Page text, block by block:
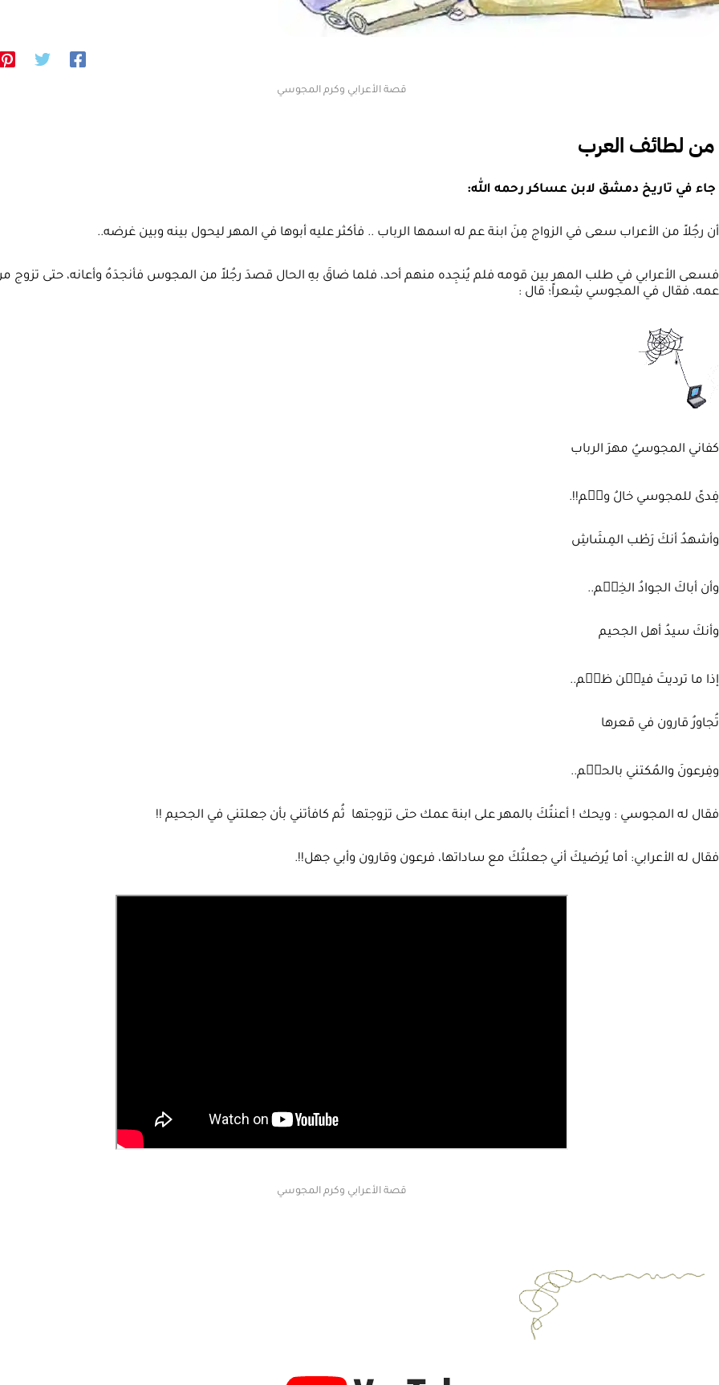
قصة الأعرابي وكرم المجوسي
من لطائف العرب
جاء في تاريخ دمشق لابن عساكر رحمه الله:
أن رجُلاً من الأعراب سعى في الزواج مِنَ ابنة عم له اسمها الرباب .. فأكثر عليه أبوها في المهر ليحول بينه وبين غرضه..
فسعى الأعرابي في طلب المهر بين قومه فلم يُنجِده منهم أحد، فلما ضاقَ بهِ الحال قصدَ رجُلاً من المجوس فأنجدَهُ وأعانه، حتى تزوج
عمه، فقال في المجوسي شِعراً؛ قال :
كفاني المجوسيُ مهرَ الرباب
فِدىً للمجوسي خالُ وعٙم!!.
وأشهدُ أنكَ رَطْب المِشَاشِ
وأن أباكَ الجوادُ الخِضٙم..
وأنكَ سيدُ أهل الجحيم
إذا ما ترديتَ فيمٙن ظلٙم..
تُجاورُ قارون في قعرها
وفِرعونَ والمُكتني بالحكٙم..
فقال له المجوسي : ويحك ! أعنتُكَ بالمهر على ابنة عمك حتى تزوجتها ثُم كافأتني بأن جعلتني في الجحيم !!
فقال له الأعرابي: أما يُرضيكَ أني جعلتُكَ مع ساداتها، فرعون وقارون وأبي جهل!!.
قصة الأعرابي وكرم المجوسي